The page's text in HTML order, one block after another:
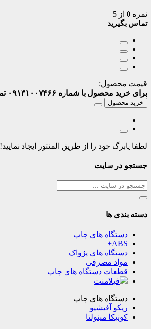
نمره 0 از 5
تماس بگیرید
قیمت محصول:
برای خرید محصول با شماره ۰۹۱۳۱۰۰۷۴۶۶ تماس بگیرید
خرید محصول
لطفا پابرگ خود را از طریق المنتور ایجاد نمایید!
جستجو در سایت
دسته بندی ها
دستگاه های چاپ
ABS+
دستگاه های پژواک
مواد مصرفی
قطعات دستگاه های چاپ
فیلامنت
دستگاه های چاپ
ریکو آفیشیو
کونیکا مینولتا